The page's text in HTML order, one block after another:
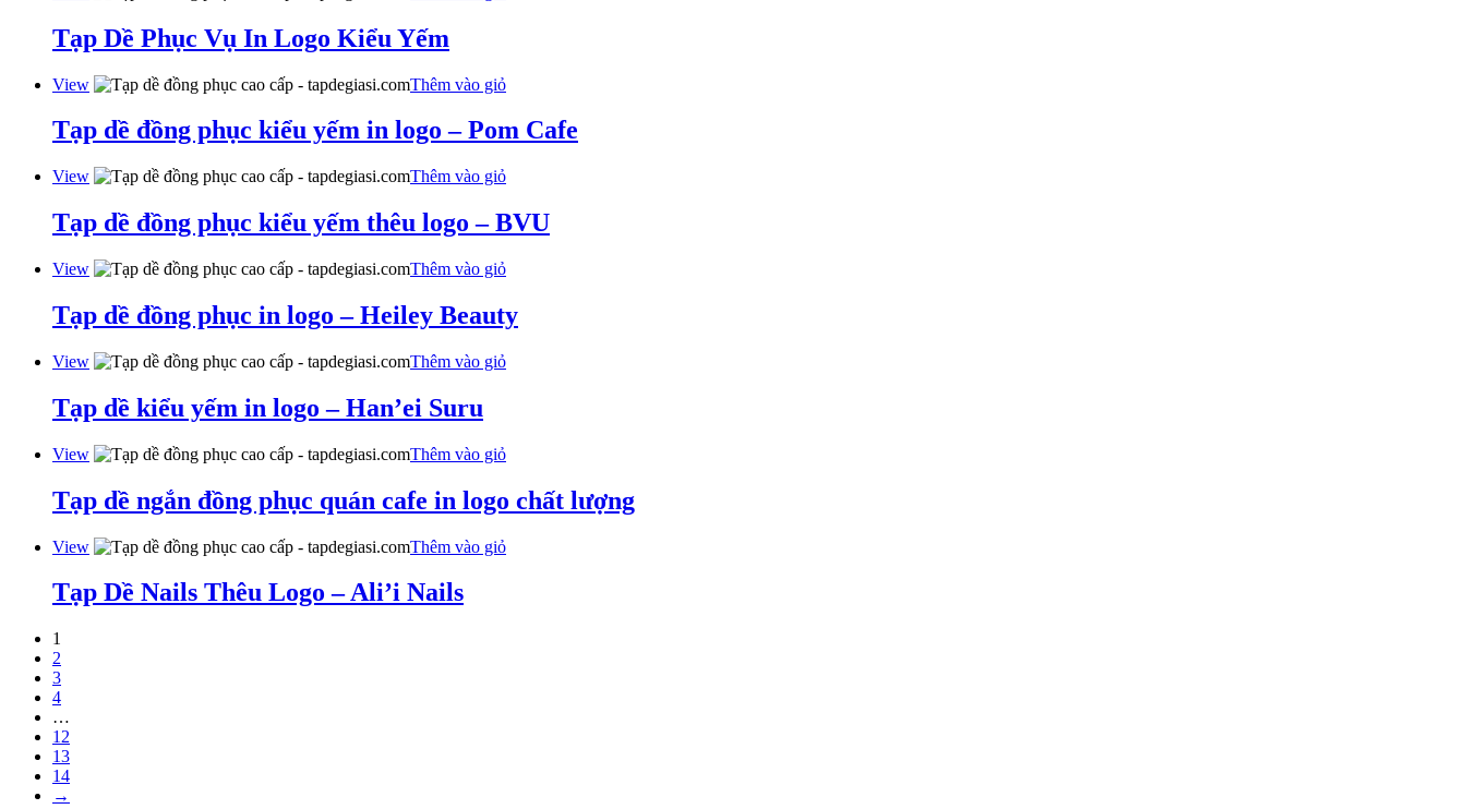
Tạp Dề Phục Vụ In Logo Kiểu Yếm
View Thêm vào giỏ
Tạp dề đồng phục kiểu yếm in logo – Pom Cafe
View Thêm vào giỏ
Tạp dề đồng phục kiểu yếm thêu logo – BVU
View Thêm vào giỏ
Tạp dề đồng phục in logo – Heiley Beauty
View Thêm vào giỏ
Tạp dề kiểu yếm in logo – Han’ei Suru
View Thêm vào giỏ
Tạp dề ngắn đồng phục quán cafe in logo chất lượng
View Thêm vào giỏ
Tạp Dề Nails Thêu Logo – Ali’i Nails
1
2
3
4
…
12
13
14
→